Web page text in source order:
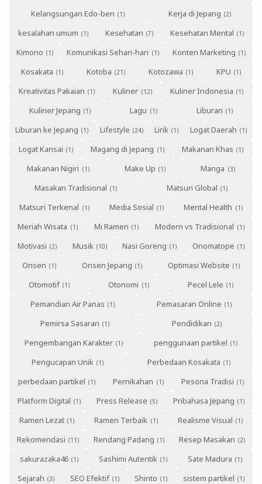
Kelangsungan Edo-ben
Kerja di Jepang
kesalahan umum
Kesehatan
Kesehatan Mental
Kimono
Komunikasi Sehari-hari
Konten Marketing
Kosakata
Kotoba Kotozawa
KPU
Kreativitas Pakaian
Kuliner
Kuliner Indonesia
Kuliner Jepang
Lagu
Liburan
Liburan ke Jepang
Lifestyle Lirik
Logat Daerah
Logat Kansai
Magang di Jepang
Makanan Khas
Makanan Nigiri
Make Up
Manga
Masakan Tradisional
Matsuri Global
Matsuri Terkenal
Media Sosial
Mental Health
Meriah Wisata
Mi Ramen
Modern vs Tradisional
Motivasi
Musik Nasi Goreng
Onomatope
Onsen
Onsen Jepang
Optimasi Website
Otomotif
Otonomi
Pecel Lele
Pemandian Air Panas
Pemasaran Online
Pemirsa Sasaran
Pendidikan
Pengembangan Karakter
penggunaan partikel
Pengucapan Unik
Perbedaan Kosakata
perbedaan partikel
Pernikahan
Pesona Tradisi
Platform Digital
Press Release
Pribahasa Jepang
Ramen Lezat
Ramen Terbaik
Realisme Visual
Rekomendasi
Rendang Padang
Resep Masakan
sakurazaka46
Sashimi Autentik
Sate Madura
Sejarah
SEO Efektif Shinto
sistem partikel